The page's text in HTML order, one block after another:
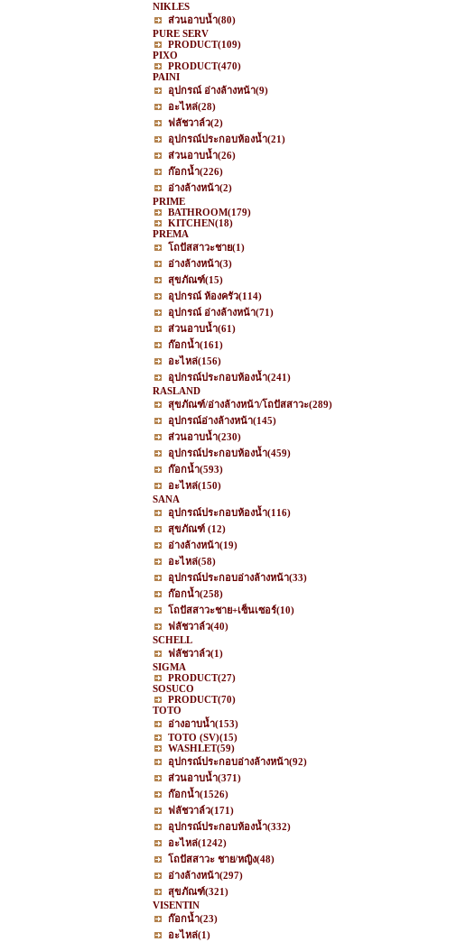
NIKLES
ส่วนอาบน้ำ(80)
PURE SERV
PRODUCT(109)
PIXO
PRODUCT(470)
PAINI
อุปกรณ์ อ่างล้างหน้า(9)
อะไหล่(28)
ฟลัชวาล์ว(2)
อุปกรณ์ประกอบห้องน้ำ(21)
ส่วนอาบน้ำ(26)
ก๊อกน้ำ(226)
อ่างล้างหน้า(2)
PRIME
BATHROOM(179)
KITCHEN(18)
PREMA
โถปัสสาวะชาย(1)
อ่างล้างหน้า(3)
สุขภัณฑ์(15)
อุปกรณ์ ห้องครัว(114)
อุปกรณ์ อ่างล้างหน้า(71)
ส่วนอาบน้ำ(61)
ก๊อกน้ำ(161)
อะไหล่(156)
อุปกรณ์ประกอบห้องน้ำ(241)
RASLAND
สุขภัณฑ์/อ่างล้างหน้า/โถปัสสาวะ(289)
อุปกรณ์อ่างล้างหน้า(145)
ส่วนอาบน้ำ(230)
อุปกรณ์ประกอบห้องน้ำ(459)
ก๊อกน้ำ(593)
อะไหล่(150)
SANA
อุปกรณ์ประกอบห้องน้ำ(116)
สุขภัณฑ์ (12)
อ่างล้างหน้า(19)
อะไหล่(58)
อุปกรณ์ประกอบอ่างล้างหน้า(33)
ก๊อกน้ำ(258)
โถปัสสาวะชาย+เซ็นเซอร์(10)
ฟลัชวาล์ว(40)
SCHELL
ฟลัชวาล์ว(1)
SIGMA
PRODUCT(27)
SOSUCO
PRODUCT(70)
TOTO
อ่างอาบน้ำ(153)
TOTO (SV)(15)
WASHLET(59)
อุปกรณ์ประกอบอ่างล้างหน้า(92)
ส่วนอาบน้ำ(371)
ก๊อกน้ำ(1526)
ฟลัชวาล์ว(171)
อุปกรณ์ประกอบห้องน้ำ(332)
อะไหล่(1242)
โถปัสสาวะ ชาย/หญิง(48)
อ่างล้างหน้า(297)
สุขภัณฑ์(321)
VISENTIN
ก๊อกน้ำ(23)
อะไหล่(1)